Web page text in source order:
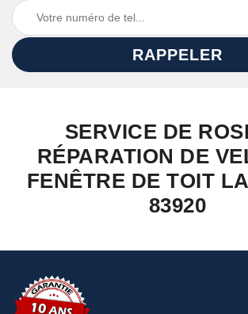
SERVICE DE
RÉPARATION DE
FENÊTRE DE TOIT
83920